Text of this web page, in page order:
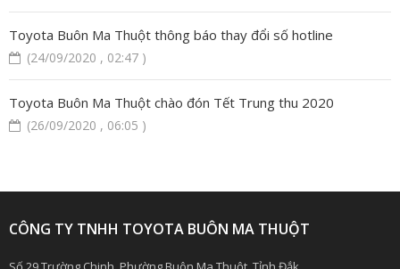
Toyota Buôn Ma Thuột thông báo thay đổi số hotline
(24/09/2020 , 02:47 )
Toyota Buôn Ma Thuột chào đón Tết Trung thu 2020
(26/09/2020 , 06:05 )
CÔNG TY TNHH TOYOTA BUÔN MA THUỘT